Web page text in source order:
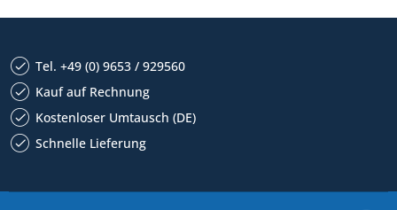
Tel. +49 (0) 9653 / 929560
Kauf auf Rechnung
Kostenloser Umtausch (DE)
Schnelle Lieferung